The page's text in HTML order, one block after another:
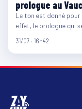
prologue au
Le ton est donné
effet, le prologue qui
31/07 · 16h42